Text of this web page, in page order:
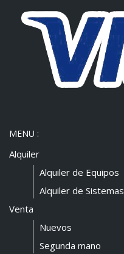
MENU :
Alquiler
Alquiler de Equipos
Alquiler de Sistemas
Venta
Nuevos
Segunda mano